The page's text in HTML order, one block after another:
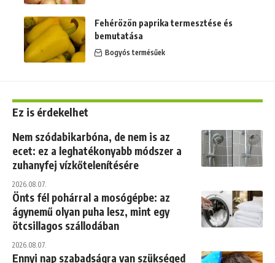
Fehérözön paprika termesztése és
bemutatása
Bogyós termésűek
Ez is érdekelhet
Nem szódabikarbóna, de nem is az
ecet: ez a leghatékonyabb módszer a
zuhanyfej vízkőtelenítésére
2026.08.07.
Önts fél pohárral a mosógépbe: az
ágynemű olyan puha lesz, mint egy
ötcsillagos szállodában
2026.08.07.
Ennyi nap szabadságra van szükséged